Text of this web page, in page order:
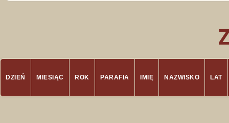
DZIEŃ MIESIĄC ROK PARAFIA IMIĘ NAZWISKO LAT